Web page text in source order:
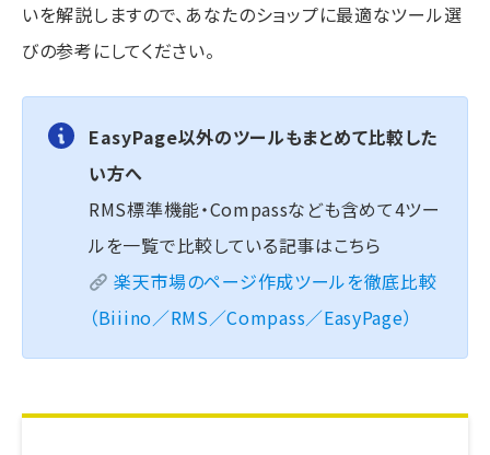
いを解説しますので、あなたのショップに最適なツール選
びの参考にしてください。
EasyPage以外のツールもまとめて比較した
い方へ
RMS標準機能・Compassなども含めて4ツー
ルを一覧で比較している記事はこちら
楽天市場のページ作成ツールを徹底比較
（Biiino／RMS／Compass／EasyPage）